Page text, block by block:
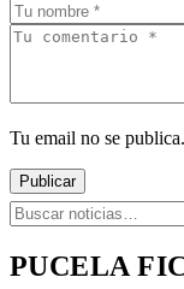
Tu email no se
Publicar
PUCELA